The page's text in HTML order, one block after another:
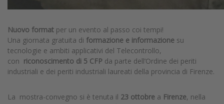
Nuovo format per un evento al passo coi tempi!
Una giornata gratuita di formazione e informazione su
tecnologie e ambiti applicativi del Telecontrollo,
con riconoscimento di 5 CFP da parte dell’Ordine dei periti
industriali e dei periti industriali laureati della provincia di Firenze.
La mostra-convegno si è tenuta il 23 ottobre a Firenze, nella